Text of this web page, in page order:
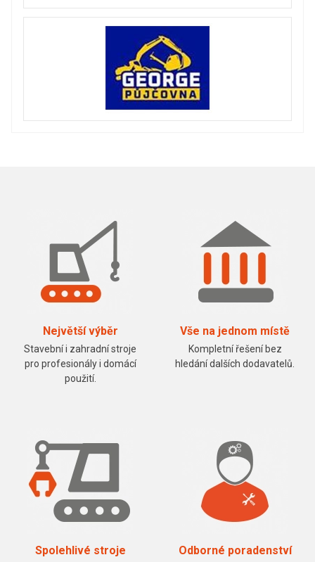
Největší výběr
Stavební i zahradní stroje
pro profesionály i domácí
použití.
Vše na jednom místě
Kompletní řešení bez
hledání dalších dodavatelů.
Spolehlivé stroje Odborné poradenství